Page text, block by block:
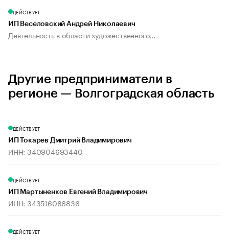
ДЕЙСТВУЕТ
ИП Веселовский Андрей Николаевич
Деятельность в области художественного...
Другие предприниматели в
регионе — Волгоградская область
ДЕЙСТВУЕТ
ИП Токарев Дмитрий Владимирович
ИНН: 340904693440
ДЕЙСТВУЕТ
ИП Мартыненков Евгений Владимирович
ИНН: 343516086836
ДЕЙСТВУЕТ